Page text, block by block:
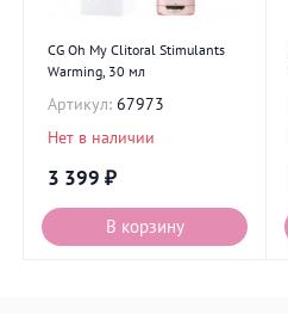
CG Oh My Clitoral Stimulants
Warming, 30 мл
Артикул: 67973
Нет в наличии
3 399 ₽
В корзину